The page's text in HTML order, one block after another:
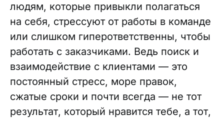
людям, которые привыкли полагаться
на себя, стрессуют от работы в команде
или слишком гиперответственны, чтобы
работать с заказчиками. Ведь поиск и
взаимодействие с клиентами — это
постоянный стресс, море правок,
сжатые сроки и почти всегда — не тот
результат, который нравится тебе, а тот,